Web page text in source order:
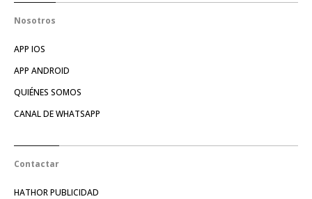
Nosotros
APP IOS
APP ANDROID
QUIÉNES SOMOS
CANAL DE WHATSAPP
Contactar
HATHOR PUBLICIDAD